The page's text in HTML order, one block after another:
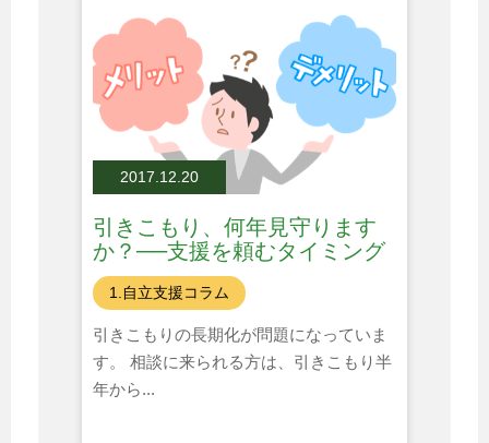
2017.12.20
引きこもり、何年見守ります
か？──支援を頼むタイミング
とは
1.自立支援コラム
引きこもりの長期化が問題になっていま
す。 相談に来られる方は、引きこもり半
年から...